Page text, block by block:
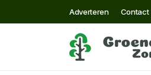
Adverteren Contact